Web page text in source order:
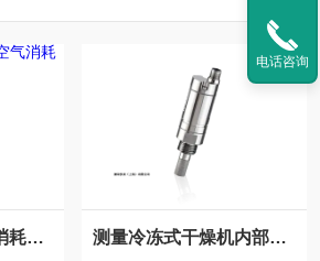
监测记录压缩空气消耗量的便携式流量计 测量冷冻式干燥机内部湿度的露点传感器
电话咨询